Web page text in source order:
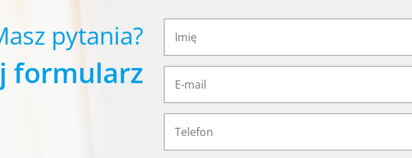
pytania?
formularz